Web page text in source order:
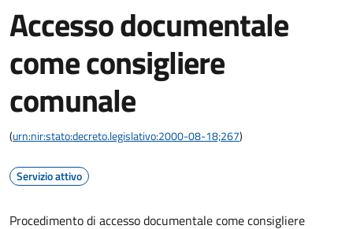
Accesso documentale
come consigliere
comunale
(urn:nir:stato:decreto.legislativo:2000-08-18;267)
Servizio attivo
Procedimento di accesso documentale come consigliere